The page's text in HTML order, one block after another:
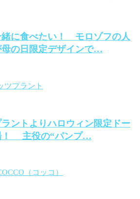
緒に食べたい！ モロゾフの人
の日限定デザインで…
ラントよりハロウィン限定ドー
！ 主役の“パンプ…